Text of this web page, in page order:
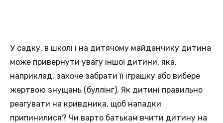
У садку, в школі і на дитячому майданчику дитина
може привернути увагу іншої дитини, яка,
наприклад, захоче забрати її іграшку або вибере
жертвою знущань (буллінг). Як дитині правильно
реагувати на кривдника, щоб нападки
припинилися? Чи варто батькам вчити дитину на